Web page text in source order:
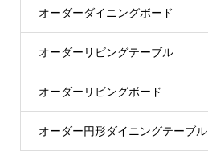
オーダーダイニングボード
オーダーリビングテーブル
オーダーリビングボード
オーダー円形ダイニングテーブル